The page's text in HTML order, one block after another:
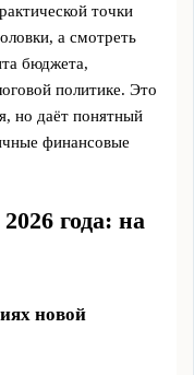
точки
а смотреть
бюджета,
политике. Это
но даёт понятный
финансовые
года: на
новой